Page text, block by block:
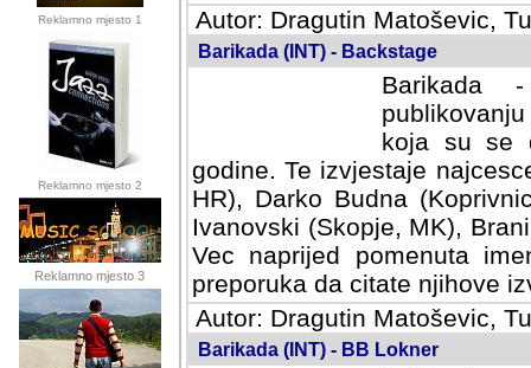
Reklamno mjesto 1
Reklamno mjesto 2
Reklamno mjesto 3
Autor: Dragutin Matoševic,
Barikada (INT) - Backstage
Barikada
koja su se
godine. Te izvjestaje
HR), Darko Budna
Ivanovski (Skopje, MK),
Vec naprijed pomenuta
preporuka da citate njihove
Autor: Dragutin Matoševic,
Barikada (INT) - BB Lokner